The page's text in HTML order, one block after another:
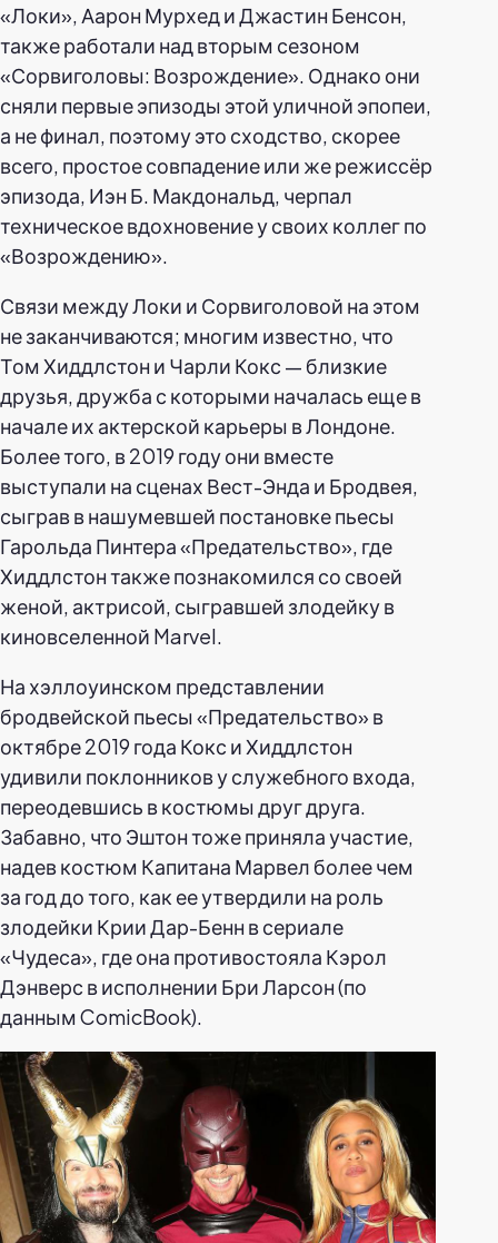
«Локи», Аарон Мурхед и Джастин Бенсон,
также работали над вторым сезоном
«Сорвиголовы: Возрождение». Однако они
сняли первые эпизоды этой уличной эпопеи,
а не финал, поэтому это сходство, скорее
всего, простое совпадение или же режиссёр
эпизода, Иэн Б. Макдональд, черпал
техническое вдохновение у своих коллег по
«Возрождению».
Связи между Локи и Сорвиголовой на этом
не заканчиваются; многим известно, что
Том Хиддлстон и Чарли Кокс — близкие
друзья, дружба с которыми началась еще в
начале их актерской карьеры в Лондоне.
Более того, в 2019 году они вместе
выступали на сценах Вест-Энда и Бродвея,
сыграв в нашумевшей постановке пьесы
Гарольда Пинтера «Предательство», где
Хиддлстон также познакомился со своей
женой, актрисой, сыгравшей злодейку в
киновселенной Marvel.
На хэллоуинском представлении
бродвейской пьесы «Предательство» в
октябре 2019 года Кокс и Хиддлстон
удивили поклонников у служебного входа,
переодевшись в костюмы друг друга.
Забавно, что Эштон тоже приняла участие,
надев костюм Капитана Марвел более чем
за год до того, как ее утвердили на роль
злодейки Крии Дар-Бенн в сериале
«Чудеса», где она противостояла Кэрол
Дэнверс в исполнении Бри Ларсон (по
данным ComicBook).